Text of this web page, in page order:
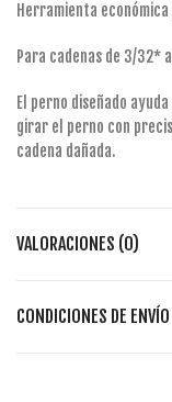
Herramienta
Para cadenas de 3/32*
El perno diseñado
girar el perno con
cadena dañada.
VALORACIONES (0)
CONDICIONES DE ENVÍO